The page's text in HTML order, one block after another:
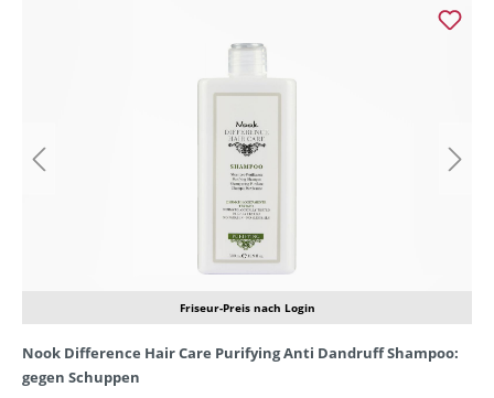
Friseur-Preis nach Login
Nook Difference Hair Care Purifying Anti Dandruff Shampoo:
gegen Schuppen